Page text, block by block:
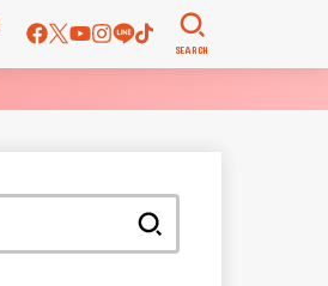
SEARCH